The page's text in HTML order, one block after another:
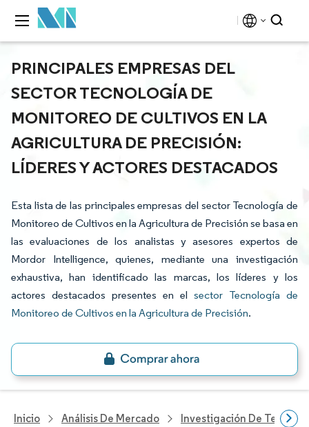
PRINCIPALES EMPRESAS DEL
SECTOR TECNOLOGÍA DE
MONITOREO DE CULTIVOS EN LA
AGRICULTURA DE PRECISIÓN:
LÍDERES Y ACTORES DESTACADOS
Esta lista de las principales empresas del sector Tecnología de
Monitoreo de Cultivos en la Agricultura de Precisión se basa en
las evaluaciones de los analistas y asesores expertos de
Mordor Intelligence, quienes, mediante una investigación
exhaustiva, han identificado las marcas, los líderes y los
actores destacados presentes en el sector Tecnología de
Monitoreo de Cultivos en la Agricultura de Precisión.
Inicio Análisis De Mercado Investigación De